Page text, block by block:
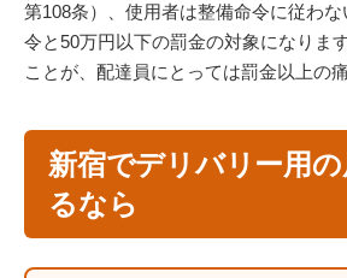
第108条）、使用者は整備命令に従わ
令と50万円以下の罰金の対象になりま
ことが、配達員にとっては罰金以上の痛
新宿でデリバリー用の
るなら